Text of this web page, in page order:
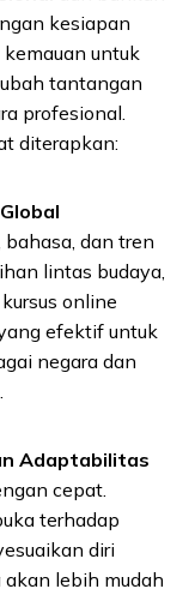
kesiapan
untuk
tantangan
profesional.
diterapkan:
dan tren
lintas budaya,
online
efektif untuk
negara dan
Adaptabilitas
cepat.
terhadap
diri
lebih mudah